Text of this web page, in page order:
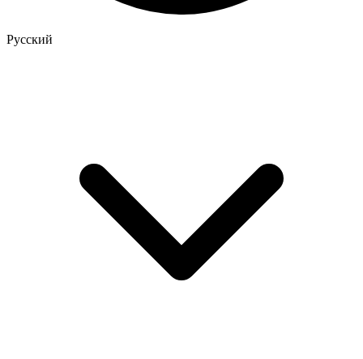
Русский